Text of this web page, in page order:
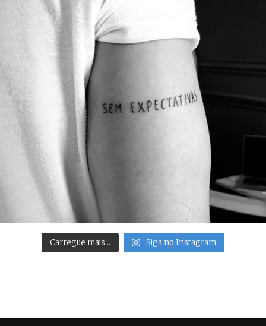
Carregue mais… Siga no Instagram